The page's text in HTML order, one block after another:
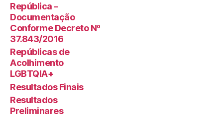
República –
Documentação
Conforme Decreto Nº
37.843/2016
Repúblicas de
Acolhimento
LGBTQIA+
Resultados Finais
Resultados
Preliminares